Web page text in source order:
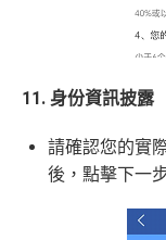
11. 身份資訊披露
請確認您的實
後，點擊下一